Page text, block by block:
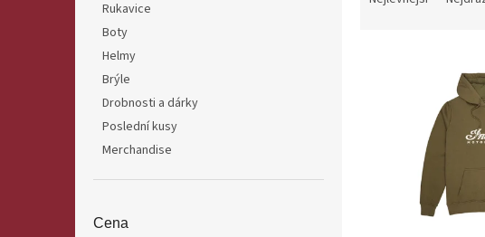
Rukavice
Boty
Helmy
Brýle
Drobnosti a dárky
Poslední kusy
Merchandise
Cena